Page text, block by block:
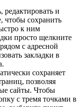
и
чтобы сохранить
к ним
просто щелкните
с адресной
закладки в
сохраняет
позволяя
сайты. Чтобы
с тремя точками в